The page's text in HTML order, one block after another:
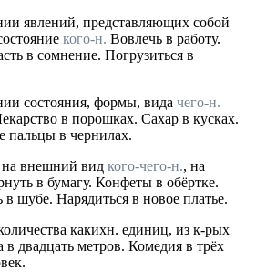
явлений, представляющих собой
кого-н. Вовлечь в работу.
в сомнение. Погрузиться в
состояния, формы, вида чего-н.
в порошках. Сахар в кусках.
пальцы в чернилах.
на внешний вид кого-чего-н., на
в бумагу. Конфеты в обёртке.
шубе. Нарядиться в новое платье.
какихн. единиц, из к-рых
в двадцать метров. Комедия в трёх